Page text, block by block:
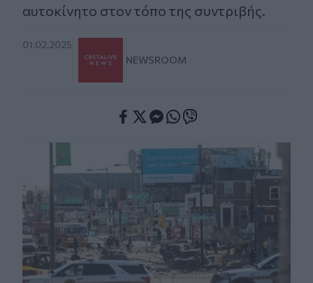
αυτοκίνητο στον τόπο της συντριβής.
01.02.2025
NEWSROOM